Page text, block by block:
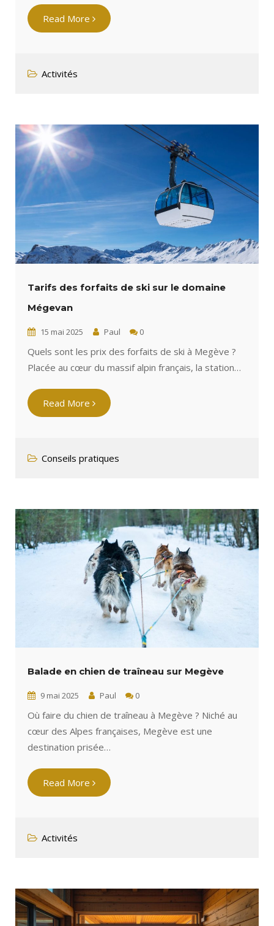
Read More
Activités
Tarifs des forfaits de ski sur le domaine
Mégevan
15 mai 2025 Paul 0
Quels sont les prix des forfaits de ski à Megève ?
Placée au cœur du massif alpin français, la station…
Read More
Conseils pratiques
Balade en chien de traîneau sur Megève
9 mai 2025 Paul 0
Où faire du chien de traîneau à Megève ? Niché au
cœur des Alpes françaises, Megève est une
destination prisée…
Read More
Activités